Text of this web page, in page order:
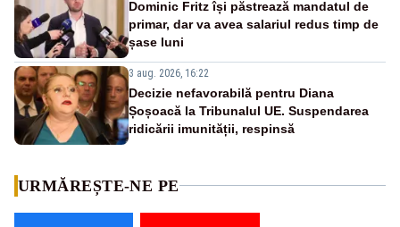
Dominic Fritz își păstrează mandatul de
primar, dar va avea salariul redus timp de
șase luni
3 aug. 2026, 16:22
Decizie nefavorabilă pentru Diana
Șoșoacă la Tribunalul UE. Suspendarea
ridicării imunității, respinsă
URMĂREȘTE-NE PE